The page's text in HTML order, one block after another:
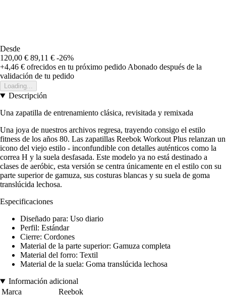
Desde
120,00 € 89,11 € -26%
+4,46 € ofrecidos en tu próximo pedido Abonado después de la
validación de tu pedido
Loading...
Descripción
Una zapatilla de entrenamiento clásica, revisitada y remixada
Una joya de nuestros archivos regresa, trayendo consigo el estilo
fitness de los años 80. Las zapatillas Reebok Workout Plus relanzan un
icono del viejo estilo - inconfundible con detalles auténticos como la
correa H y la suela desfasada. Este modelo ya no está destinado a
clases de aeróbic, esta versión se centra únicamente en el estilo con su
parte superior de gamuza, sus costuras blancas y su suela de goma
translúcida lechosa.
Especificaciones
Diseñado para: Uso diario
Perfil: Estándar
Cierre: Cordones
Material de la parte superior: Gamuza completa
Material del forro: Textil
Material de la suela: Goma translúcida lechosa
Información adicional
Marca
Reebok